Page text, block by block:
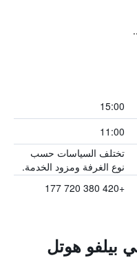
15:00
11:00
تختلف السياسات حسب
نوع الغرفة ومزود الخدمة.
+420 380 720 177
بيلفو هوتل